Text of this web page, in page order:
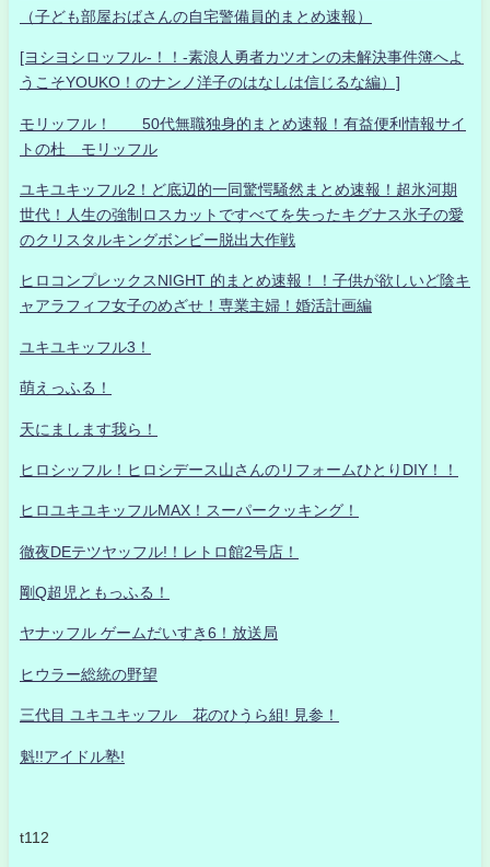
（子ども部屋おばさんの自宅警備員的まとめ速報）
[ヨシヨシロッフル-！！-素浪人勇者カツオンの未解決事件簿へよ
うこそYOUKO！のナンノ洋子のはなしは信じるな編）]
モリッフル！ 50代無職独身的まとめ速報！有益便利情報サイ
トの杜 モリッフル
ユキユキッフル2！ど底辺的一同驚愕騒然まとめ速報！超氷河期
世代！人生の強制ロスカットですべてを失ったキグナス氷子の愛
のクリスタルキングボンビー脱出大作戦
ヒロコンプレックスNIGHT 的まとめ速報！！子供が欲しいど陰キ
ャアラフィフ女子のめざせ！専業主婦！婚活計画編
ユキユキッフル3！
萌えっふる！
天にまします我ら！
ヒロシッフル！ヒロシデース山さんのリフォームひとりDIY！！
ヒロユキユキッフルMAX！スーパークッキング！
徹夜DEテツヤッフル!！レトロ館2号店！
剛Q超児ともっふる！
ヤナッフル ゲームだいすき6！放送局
ヒウラー総統の野望
三代目 ユキユキッフル 花のひうら組! 見参！
魁!!アイドル塾!
t112